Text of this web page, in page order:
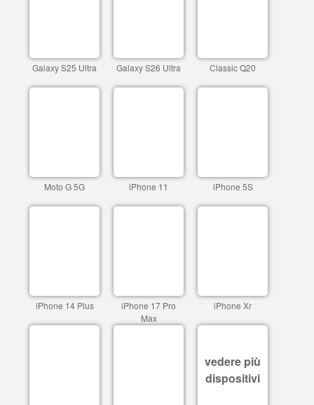
Galaxy S25 Ultra Galaxy S26 Ultra Classic Q20
Moto G 5G iPhone 11 iPhone 5S
iPhone 14 Plus
iPhone 17 Pro
Max
iPhone Xr
vedere più
dispositivi